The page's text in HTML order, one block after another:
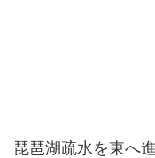
琵琶湖疏水を東へ進